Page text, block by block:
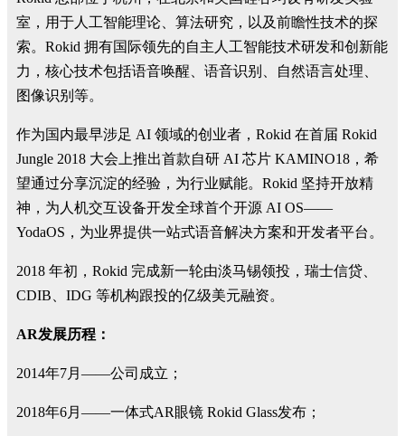
室，用于人工智能理论、算法研究，以及前瞻性技术的探
索。Rokid 拥有国际领先的自主人工智能技术研发和创新能
力，核心技术包括语音唤醒、语音识别、自然语言处理、
图像识别等。
作为国内最早涉足 AI 领域的创业者，Rokid 在首届 Rokid
Jungle 2018 大会上推出首款自研 AI 芯片 KAMINO18，希
望通过分享沉淀的经验，为行业赋能。Rokid 坚持开放精
神，为人机交互设备开发全球首个开源 AI OS——
YodaOS，为业界提供一站式语音解决方案和开发者平台。
2018 年初，Rokid 完成新一轮由淡马锡领投，瑞士信贷、
CDIB、IDG 等机构跟投的亿级美元融资。
AR发展历程：
2014年7月——公司成立；
2018年6月——一体式AR眼镜 Rokid Glass发布；